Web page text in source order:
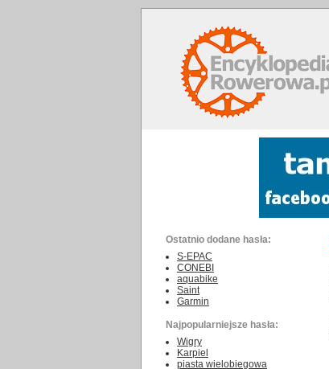
Ostatnio dodane hasła:
S-EPAC
CONEBI
aquabike
Saint
Garmin
Najpopularniejsze hasła:
Wigry
Karpiel
piasta wielobiegowa